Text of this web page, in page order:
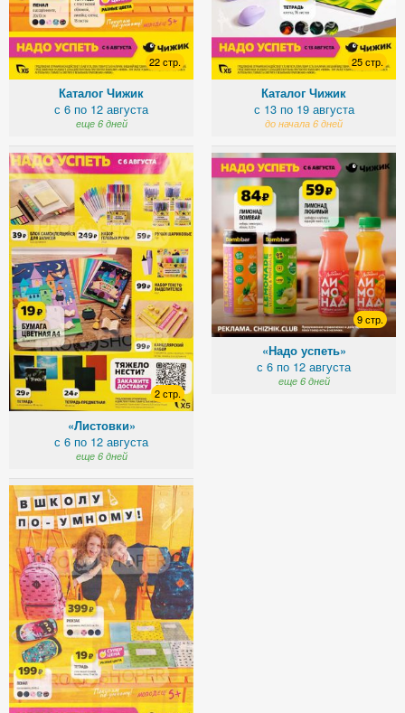
22 стр.
Каталог Чижик
с 6 по 12 августа
еще 6 дней
25 стр.
Каталог Чижик
с 13 по 19 августа
до начала 6 дней
2 стр.
«Листовки»
с 6 по 12 августа
еще 6 дней
9 стр.
«Надо успеть»
с 6 по 12 августа
еще 6 дней